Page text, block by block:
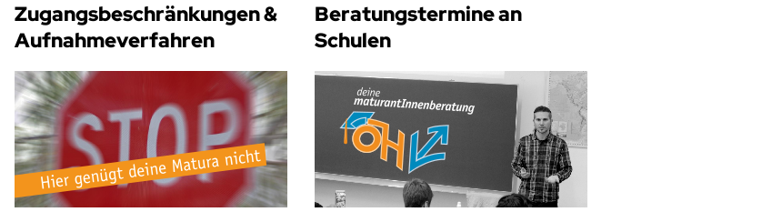
Zugangsbeschränkungen &
Aufnahmeverfahren
Beratungstermine an
Schulen